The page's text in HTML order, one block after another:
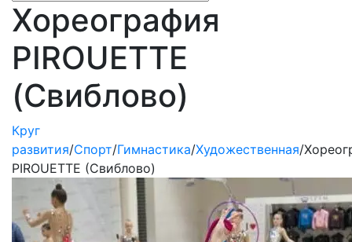
Хореография
PIROUETTE
(Свиблово)
Круг
развития/Спорт/Гимнастика/Художественная/
PIROUETTE (Свиблово)